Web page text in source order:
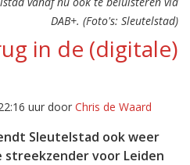
DAB+. (Foto's: Sleutelstad)
in de (digitale)
uur door Chris de Waard
Sleutelstad ook weer
voor Leiden